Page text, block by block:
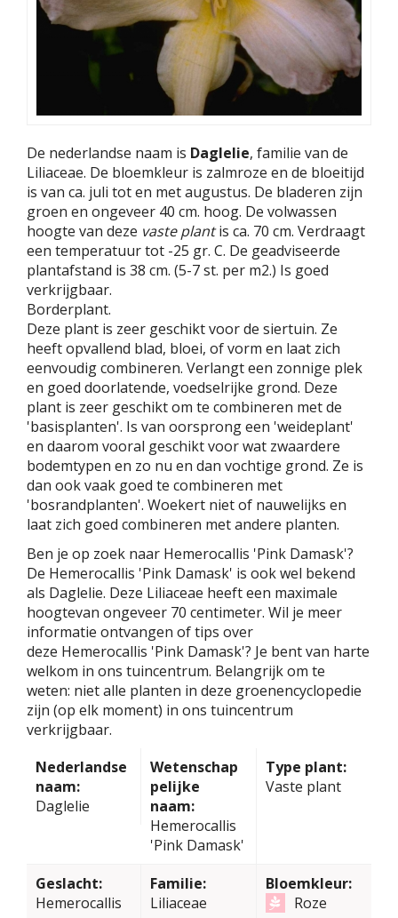
De nederlandse naam is Daglelie, familie van de
Liliaceae. De bloemkleur is zalmroze en de bloeitijd
is van ca. juli tot en met augustus. De bladeren zijn
groen en ongeveer 40 cm. hoog. De volwassen
hoogte van deze vaste plantis ca. 70 cm. Verdraagt
een temperatuur tot -25 gr. C. De geadviseerde
plantafstand is 38 cm. (5-7 st. per m2.) Is goed
verkrijgbaar.
Borderplant.
Deze plant is zeer geschikt voor de siertuin. Ze
heeft opvallend blad, bloei, of vorm en laat zich
eenvoudig combineren. Verlangt een zonnige plek
en goed doorlatende, voedselrijke grond. Deze
plant is zeer geschikt om te combineren met de
'basisplanten'. Is van oorsprong een 'weideplant'
en daarom vooral geschikt voor wat zwaardere
bodemtypen en zo nu en dan vochtige grond. Ze is
dan ook vaak goed te combineren met
'bosrandplanten'. Woekert niet of nauwelijks en
laat zich goed combineren met andere planten.
Ben je op zoek naar Hemerocallis 'Pink Damask'?
De Hemerocallis 'Pink Damask' is ook wel bekend
als Daglelie. Deze Liliaceae heeft een maximale
hoogtevan ongeveer 70 centimeter. Wil je meer
informatie ontvangen of tips over
deze Hemerocallis 'Pink Damask'? Je bent van harte
welkom in ons tuincentrum. Belangrijk om te
weten: niet alle planten in deze groenencyclopedie
zijn (op elk moment) in ons tuincentrum
verkrijgbaar.
Nederlandse
naam:
Daglelie
Wetenschap
pelijke
naam:
Hemerocallis
'Pink Damask'
Type plant:
Vaste plant
Geslacht:
Hemerocallis
Familie:
Liliaceae
Bloemkleur:
Roze